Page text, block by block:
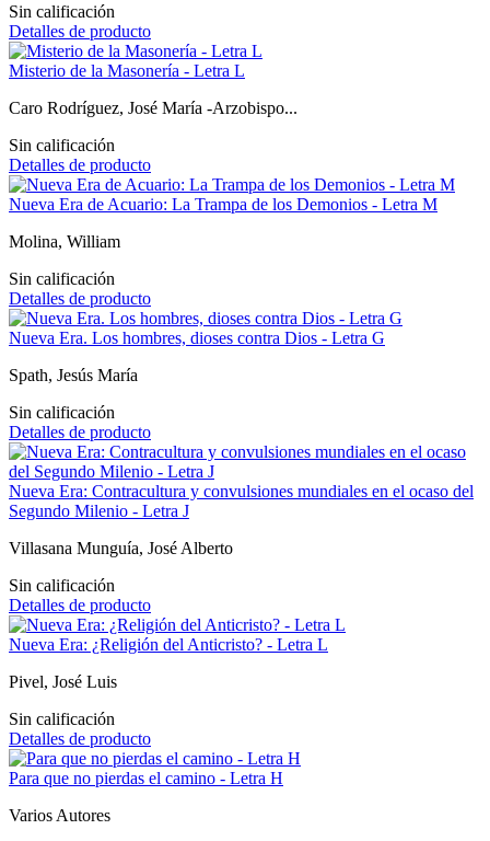
Sin calificación
Detalles de producto
Misterio de la Masonería - Letra L
Caro Rodríguez, José María -Arzobispo...
Sin calificación
Detalles de producto
Nueva Era de Acuario: La Trampa de los Demonios - Letra M
Molina, William
Sin calificación
Detalles de producto
Nueva Era. Los hombres, dioses contra Dios - Letra G
Spath, Jesús María
Sin calificación
Detalles de producto
Nueva Era: Contracultura y convulsiones mundiales en el ocaso del
Segundo Milenio - Letra J
Villasana Munguía, José Alberto
Sin calificación
Detalles de producto
Nueva Era: ¿Religión del Anticristo? - Letra L
Pivel, José Luis
Sin calificación
Detalles de producto
Para que no pierdas el camino - Letra H
Varios Autores